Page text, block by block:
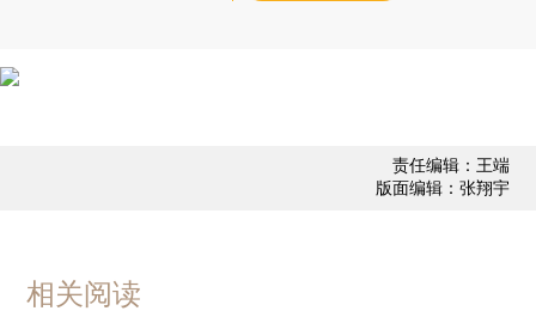
责任编辑：王端
版面编辑：张翔宇
相关阅读